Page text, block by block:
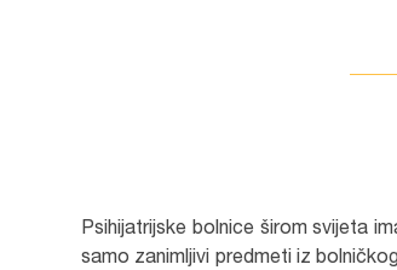
Psihijatrijske bolnice širom svijeta
samo zanimljivi predmeti iz